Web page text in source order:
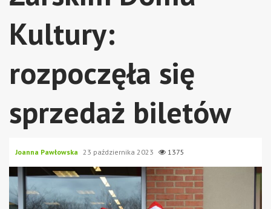
Kultury:
rozpoczęła się
sprzedaż biletów
Joanna Pawłowska 23 października 2023 1375